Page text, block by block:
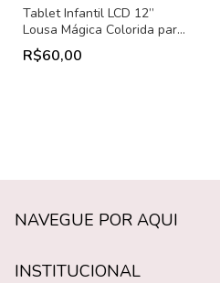
Tablet Infantil LCD 12”
Lousa Mágica Colorida para
Desenho e Estudo |
Brinquedo Educativo
R$60,00
NAVEGUE POR AQUI
INSTITUCIONAL